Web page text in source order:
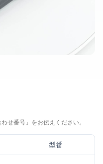
せ番号」をお伝えください。
型番